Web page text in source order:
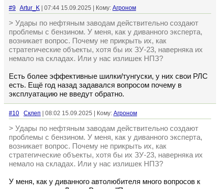
#9 Artur_K | 07:44 15.09.2025 | Кому: Агроном
> Удары по нефтяным заводам действительно создают
проблемы с бензином. У меня, как у диванного эксперта,
возникает вопрос. Почему не прикрыть их, как
стратегические объекты, хотя бы их ЗУ-23, наверняка их
немало на складах. Или у нас излишек НПЗ?
Есть более эффективные шилки/тунгуски, у них свои РЛС
есть. Ещё год назад задавался вопросом почему в
эксплуатацию не введут обратно.
#10 Склеп | 08:02 15.09.2025 | Кому: Агроном
> Удары по нефтяным заводам действительно создают
проблемы с бензином. У меня, как у диванного эксперта,
возникает вопрос. Почему не прикрыть их, как
стратегические объекты, хотя бы их ЗУ-23, наверняка их
немало на складах. Или у нас излишек НПЗ?
У меня, как у диванного автолюбителя много вопросов к